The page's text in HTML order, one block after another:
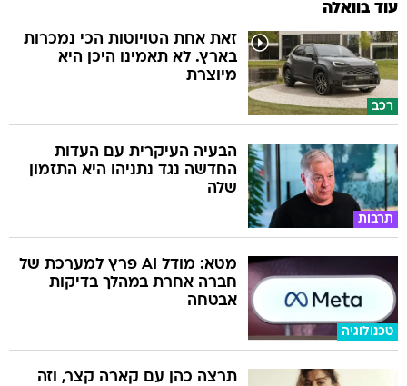
עוד בוואלה
רכב
זאת אחת הטויוטות הכי נמכרות
בארץ. לא תאמינו היכן היא
מיוצרת
תרבות
הבעיה העיקרית עם העדות
החדשה נגד נתניהו היא התזמון
שלה
טכנולוגיה
מטא: מודל AI פרץ למערכת של
חברה אחרת במהלך בדיקות
אבטחה
תרצה כהן עם קארה קצר, וזה